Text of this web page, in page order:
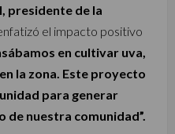
presidente de la
el impacto positivo
en cultivar uva,
la zona. Este proyecto
para generar
nuestra comunidad”.